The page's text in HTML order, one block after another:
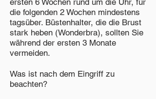
ersten 6 Wochen rund um die Uhr, für
die folgenden 2 Wochen mindestens
tagsüber. Büstenhalter, die die Brust
stark heben (Wonderbra), sollten Sie
während der ersten 3 Monate
vermeiden.
Was ist nach dem Eingriff zu
beachten?